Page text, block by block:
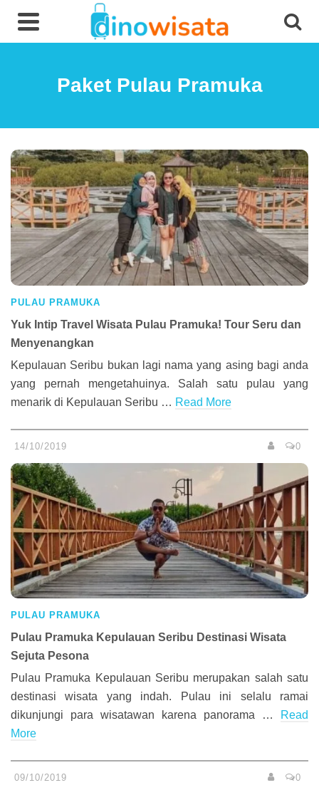
Paket Pulau Pramuka
PULAU PRAMUKA
Yuk Intip Travel Wisata Pulau Pramuka! Tour Seru dan
Menyenangkan
Kepulauan Seribu bukan lagi nama yang asing bagi anda
yang pernah mengetahuinya. Salah satu pulau yang
menarik di Kepulauan Seribu … Read More
14/10/2019 0
PULAU PRAMUKA
Pulau Pramuka Kepulauan Seribu Destinasi Wisata
Sejuta Pesona
Pulau Pramuka Kepulauan Seribu merupakan salah satu
destinasi wisata yang indah. Pulau ini selalu ramai
dikunjungi para wisatawan karena panorama …
Read
More
09/10/2019 0